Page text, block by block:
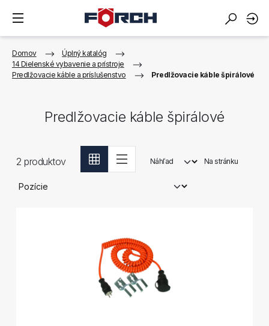
Domov
Úplný katalóg
14 Dielenské vybavenie a prístroje
Predlžovacie káble a príslušenstvo
Predlžovacie káble špirálové
Predlžovacie káble špirálové
2 produktov Náhľad Na stránku